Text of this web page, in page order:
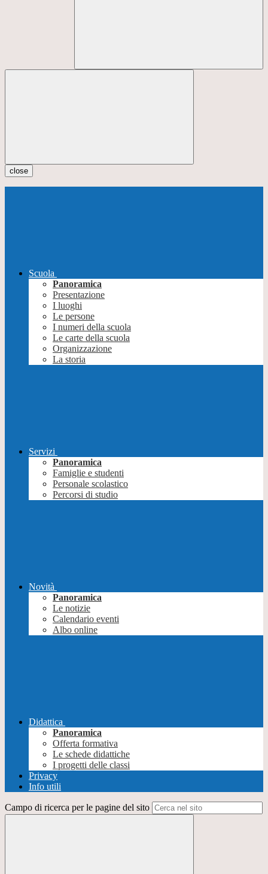
close
Scuola
Panoramica
Presentazione
I luoghi
Le persone
I numeri della scuola
Le carte della scuola
Organizzazione
La storia
Servizi
Panoramica
Famiglie e studenti
Personale scolastico
Percorsi di studio
Novità
Panoramica
Le notizie
Calendario eventi
Albo online
Didattica
Panoramica
Offerta formativa
Le schede didattiche
I progetti delle classi
Privacy
Info utili
Campo di ricerca per le pagine del sito